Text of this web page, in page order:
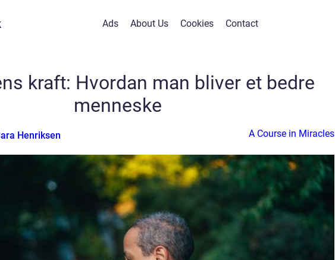
Ads About Us Cookies Contact
kraft: Hvordan man bliver et bedre
menneske
Henriksen A Course in Miracles